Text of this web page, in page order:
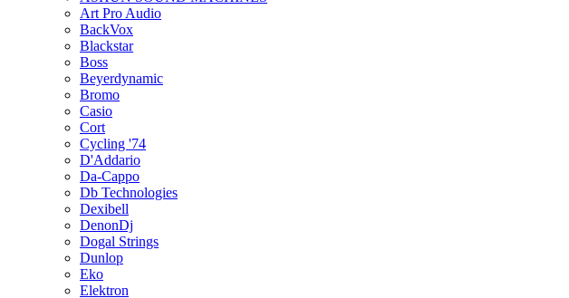
Art Pro Audio
BackVox
Blackstar
Boss
Beyerdynamic
Bromo
Casio
Cort
Cycling '74
D'Addario
Da-Cappo
Db Technologies
Dexibell
DenonDj
Dogal Strings
Dunlop
Eko
Elektron